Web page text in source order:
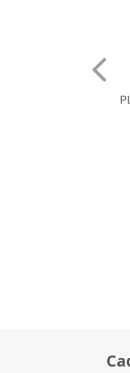
SQUEEZE PLASTICA
300ML